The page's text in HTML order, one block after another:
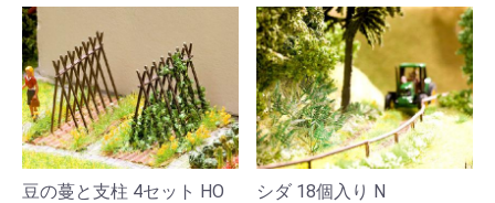
豆の蔓と支柱 4セット HO
シダ 18個入り N